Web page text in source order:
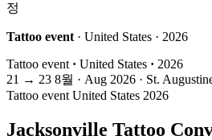
정
Tattoo event · United States · 2026
Tattoo event · United States · 2026
21 → 23 8월 · Aug 2026 · St.
Tattoo event United States 2026
Jacksonville Tattoo